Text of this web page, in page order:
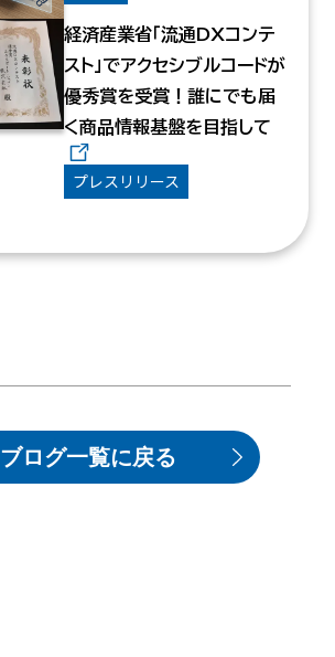
経済産業省「流通DXコンテ
スト」でアクセシブルコードが
優秀賞を受賞！誰にでも届
く商品情報基盤を目指して
プレスリリース
ブログ一覧に戻る